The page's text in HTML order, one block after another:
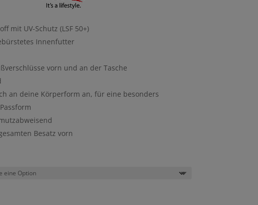
mit UV-Schutz (LSF 50+)
Innenfutter
vorn und an der Tasche
an deine Körperform an, für eine besonders
Besatz vorn